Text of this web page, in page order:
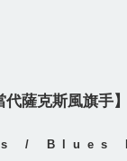
薩克斯風旗手
/ Blues